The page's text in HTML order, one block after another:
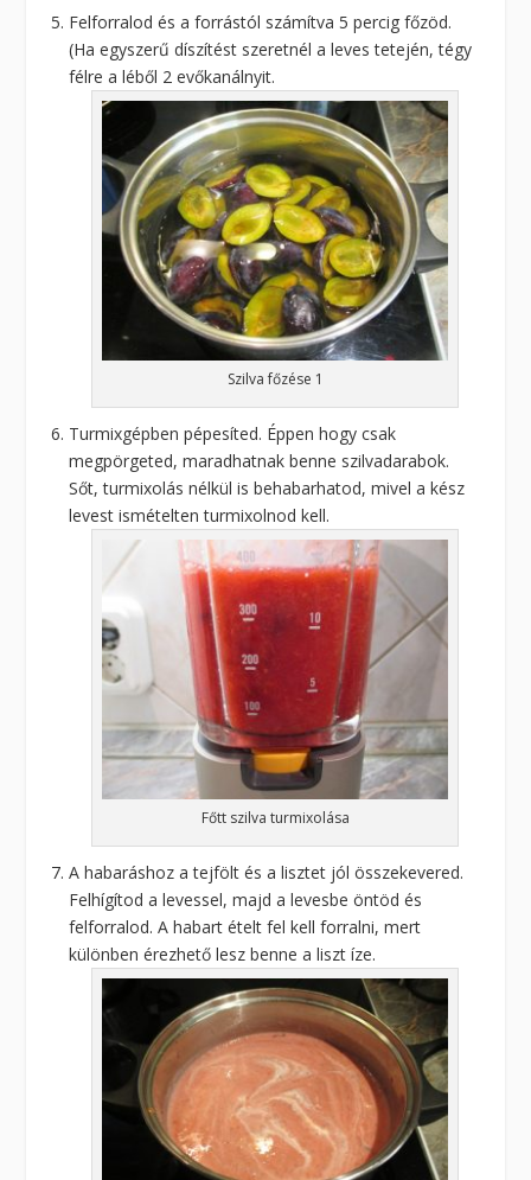
Felforralod és a forrástól számítva 5 percig főzöd.
(Ha egyszerű díszítést szeretnél a leves tetején, tégy
félre a léből 2 evőkanálnyit.
Szilva főzése 1
Turmixgépben pépesíted. Éppen hogy csak
megpörgeted, maradhatnak benne szilvadarabok.
Sőt, turmixolás nélkül is behabarhatod, mivel a kész
levest ismételten turmixolnod kell.
Főtt szilva turmixolása
A habaráshoz a tejfölt és a lisztet jól összekevered.
Felhígítod a levessel, majd a levesbe öntöd és
felforralod. A habart ételt fel kell forralni, mert
különben érezhető lesz benne a liszt íze.